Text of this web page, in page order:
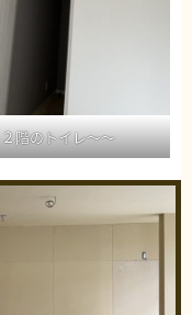
２階のトイレ～～